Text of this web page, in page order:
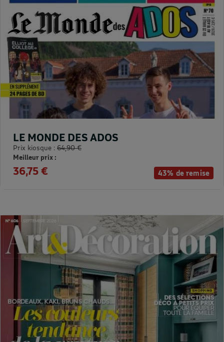
43% de remise
LE MONDE DES ADOS
Prix kiosque : 64,90 €
Meilleur prix :
36,75 €